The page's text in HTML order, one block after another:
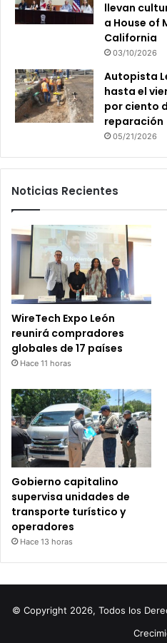
llevan
a House of
California
03/10/2026
Autopista
hasta el
por ciento
reparación
05/21/2026
Noticias Recientes
WireTech Expo León
reunirá compradores
globales de 17 países
Hace 11 horas
Gobierno capitalino
supervisa unidades de
transporte turístico y
operadores
Hace 13 horas
© Copyright 2026, Todos los